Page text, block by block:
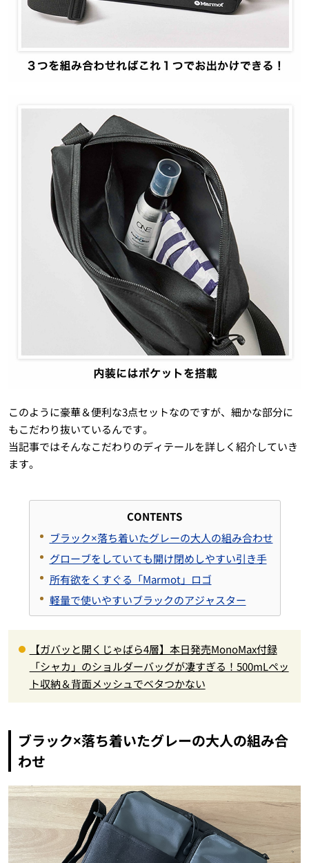
このように豪華＆便利な3点セットなのですが、細かな部分に
もこだわり抜いているんです。
当記事ではそんなこだわりのディテールを詳しく紹介していき
ます。
CONTENTS
ブラック×落ち着いたグレーの大人の組み合わせ
グローブをしていても開け閉めしやすい引き手
所有欲をくすぐる「Marmot」ロゴ
軽量で使いやすいブラックのアジャスター
【ガバッと開くじゃばら4層】本日発売MonoMax付録
「シャカ」のショルダーバッグが凄すぎる！500mLペッ
ト収納＆背面メッシュでベタつかない
ブラック×落ち着いたグレーの大人の組み合
わせ